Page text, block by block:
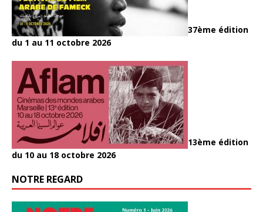
37ème édition
du 1 au 11 octobre 2026
13ème édition
du 10 au 18 octobre 2026
NOTRE REGARD